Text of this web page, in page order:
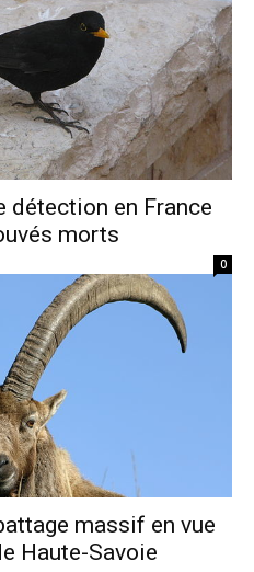
détection en France
morts
0
massif en vue
Haute-Savoie